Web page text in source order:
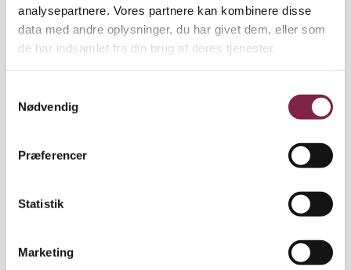
analysepartnere. Vores partnere kan kombinere disse
data med andre oplysninger, du har givet dem, eller som
de har indsamlet fra din brug af deres tjenester.
Nødvendig
Præferencer
Statistik
Marketing
blive, og hvis deres forventninger skal
imødekommes, må pædagogerne være 'rasende
gode' til at kommunikere deres faglighed," siger